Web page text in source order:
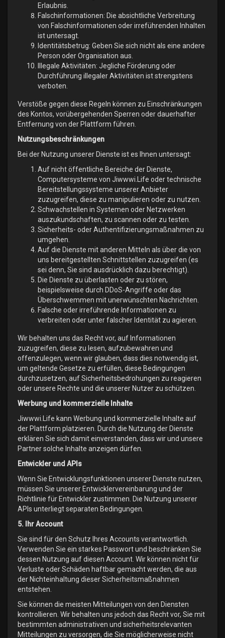
Erlaubnis.
Falschinformationen: Die absichtliche Verbreitung
von Falschinformationen oder irreführenden Inhalten
ist untersagt.
Identitätsbetrug: Geben Sie sich nicht als eine andere
Person oder Organisation aus.
Illegale Aktivitäten: Jegliche Förderung oder
Durchführung illegaler Aktivitäten ist strengstens
verboten.
Verstöße gegen diese Regeln können zu Einschränkungen
des Kontos, vorübergehenden Sperren oder dauerhafter
Entfernung von der Plattform führen.
Nutzungsbeschränkungen
Bei der Nutzung unserer Dienste ist es Ihnen untersagt:
Auf nicht öffentliche Bereiche der Dienste,
Computersysteme von Jiwwwi.Life oder technische
Bereitstellungssysteme unserer Anbieter
zuzugreifen, diese zu manipulieren oder zu nutzen.
Schwachstellen in Systemen oder Netzwerken
auszukundschaften, zu scannen oder zu testen.
Sicherheits- oder Authentifizierungsmaßnahmen zu
umgehen.
Auf die Dienste mit anderen Mitteln als über die von
uns bereitgestellten Schnittstellen zuzugreifen (es
sei denn, Sie sind ausdrücklich dazu berechtigt).
Die Dienste zu überlasten oder zu stören,
beispielsweise durch DDoS-Angriffe oder das
Überschwemmen mit unerwünschten Nachrichten.
Falsche oder irreführende Informationen zu
verbreiten oder unter falscher Identität zu agieren.
Wir behalten uns das Recht vor, auf Informationen
zuzugreifen, diese zu lesen, aufzubewahren und
offenzulegen, wenn wir glauben, dass dies notwendig ist,
um geltende Gesetze zu erfüllen, diese Bedingungen
durchzusetzen, auf Sicherheitsbedrohungen zu reagieren
oder unsere Rechte und die unserer Nutzer zu schützen.
Werbung und kommerzielle Inhalte
Jiwwwi.Life kann Werbung und kommerzielle Inhalte auf
der Plattform platzieren. Durch die Nutzung der Dienste
erklären Sie sich damit einverstanden, dass wir und unsere
Partner solche Inhalte anzeigen dürfen.
Entwickler und APIs
Wenn Sie Entwicklungsfunktionen unserer Dienste nutzen,
müssen Sie unserer Entwicklervereinbarung und der
Richtlinie für Entwickler zustimmen. Die Nutzung unserer
APIs unterliegt separaten Bedingungen.
5. Ihr Account
Sie sind für den Schutz Ihres Accounts verantwortlich.
Verwenden Sie ein starkes Passwort und beschränken Sie
dessen Nutzung auf diesen Account. Wir können nicht für
Verluste oder Schäden haftbar gemacht werden, die aus
der Nichteinhaltung dieser Sicherheitsmaßnahmen
entstehen.
Sie können die meisten Mitteilungen von den Diensten
kontrollieren. Wir behalten uns jedoch das Recht vor, Sie mit
bestimmten administrativen und sicherheitsrelevanten
Mitteilungen zu versorgen, die Sie möglicherweise nicht